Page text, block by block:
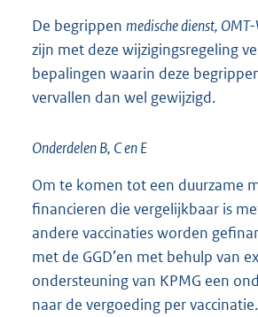
De begrippen medische dienst,
zijn met deze wijzigingsregeling
bepalingen waarin deze
vervallen dan wel gewijzigd.
Onderdelen B, C en E
Om te komen tot een duurzame
financieren die vergelijkbaar is
andere vaccinaties worden
met de GGD’en met behulp van
ondersteuning van KPMG een
naar de vergoeding per